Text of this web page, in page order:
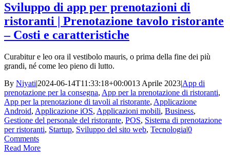
Sviluppo di app per prenotazioni di
ristoranti | Prenotazione tavolo ristorante
– Costi e caratteristiche
Curabitur e leo ora il vestibolo mauris, o prima della fine dei più
grandi, né come leo pieno di lutto.
By Niyati|2024-06-14T11:33:18+00:0013 Aprile 2023|App di
prenotazione per la consegna, App per la prenotazione di ristoranti,
App per la prenotazione di tavoli al ristorante, Applicazione
Android, Applicazione iOS, Applicazioni mobili, Business,
Gestione del personale del ristorante, POS, Sistema di prenotazione
per ristoranti, Startup, Sviluppo del sito web, Tecnologia|0
Comments
Read More